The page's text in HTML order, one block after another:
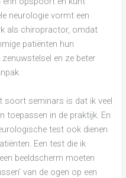
neurologie vormt een
als chiropractor, omdat
patiënten hun
en ze beter
soort seminars is dat ik veel
toepassen in de praktijk. En
test ook dienen
Een test die ik
beeldscherm moeten
van de ogen op een